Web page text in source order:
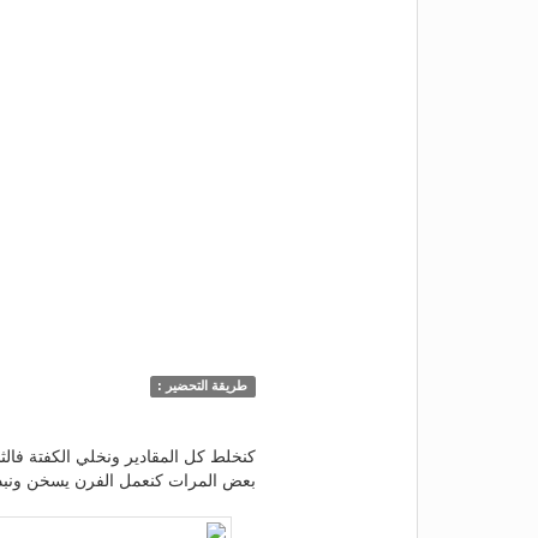
طريقة التحضير :
كنخلط كل المقادير ونخلي الكفتة
بعض المرات كنعمل الفرن يسخن